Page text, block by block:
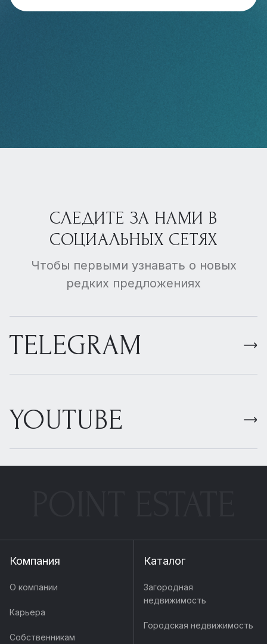
СЛЕДИТЕ ЗА НАМИ В
СОЦИАЛЬНЫХ СЕТЯХ
Чтобы первыми узнавать о новых
редких предложениях
TELEGRAM
YOUTUBE
Компания
О компании
Карьера
Собственникам
Каталог
Загородная
недвижимость
Городская недвижимость